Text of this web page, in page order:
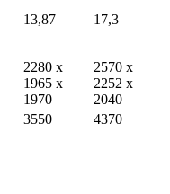
13,87
17,3
2280 х
1965 х
1970
2570 х
2252 х
2040
3550 4370